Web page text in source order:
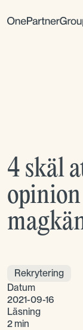
4 skäl
Rekrytering
Datum
2021-09-16
Läsning
2 min